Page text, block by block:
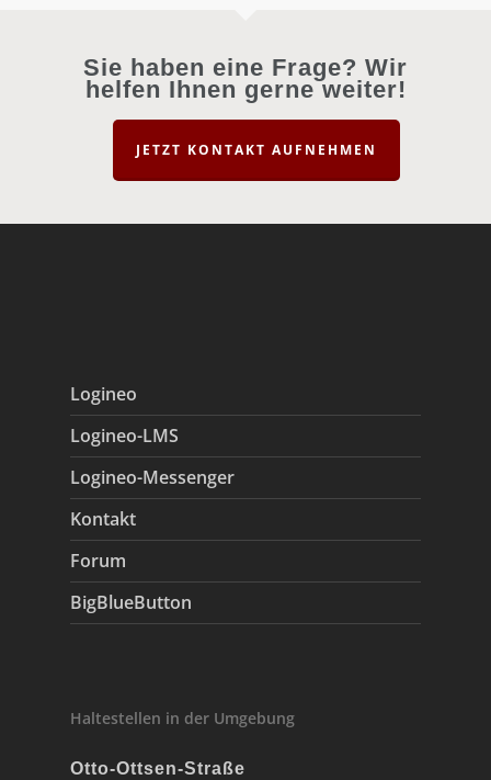
Sie haben eine Frage? Wir
helfen Ihnen gerne weiter!
JETZT KONTAKT AUFNEHMEN
Logineo
Logineo-LMS
Logineo-Messenger
Kontakt
Forum
BigBlueButton
Haltestellen in der Umgebung
Otto-Ottsen-Straße